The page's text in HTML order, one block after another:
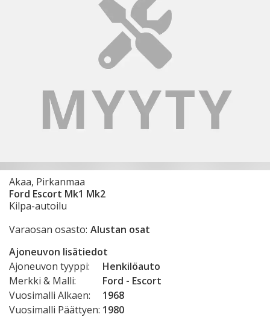
Akaa, Pirkanmaa
Ford Escort Mk1 Mk2
Kilpa-autoilu
Varaosan osasto: Alustan osat
Ajoneuvon lisätiedot
Ajoneuvon tyyppi:
Henkilöauto
Merkki & Malli:
Ford - Escort
Vuosimalli Alkaen:
1968
Vuosimalli Päättyen: 1980